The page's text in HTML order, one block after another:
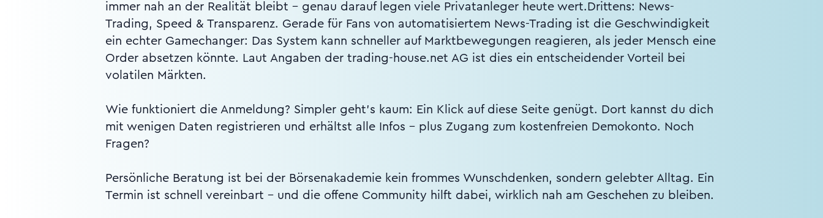
immer nah an der Realität bleibt – genau darauf legen viele Privatanleger heute wert.Drittens: News-
Trading, Speed & Transparenz. Gerade für Fans von automatisiertem News-Trading ist die Geschwindigkeit
ein echter Gamechanger: Das System kann schneller auf Marktbewegungen reagieren, als jeder Mensch eine
Order absetzen könnte. Laut Angaben der trading-house.net AG ist dies ein entscheidender Vorteil bei
volatilen Märkten.
Wie funktioniert die Anmeldung? Simpler geht’s kaum: Ein Klick auf diese Seite genügt. Dort kannst du dich
mit wenigen Daten registrieren und erhältst alle Infos – plus Zugang zum kostenfreien Demokonto. Noch
Fragen?
Persönliche Beratung ist bei der Börsenakademie kein frommes Wunschdenken, sondern gelebter Alltag. Ein
Termin ist schnell vereinbart – und die offene Community hilft dabei, wirklich nah am Geschehen zu bleiben.